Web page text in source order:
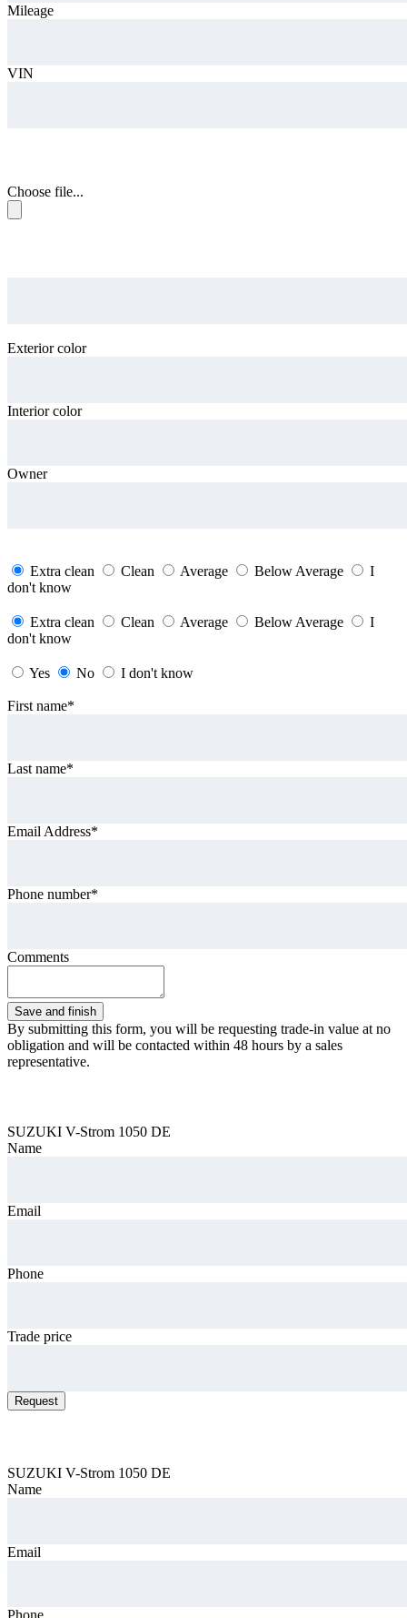
Mileage
VIN
Choose file...
Exterior color
Interior color
Owner
Extra clean
Clean Average Below Average
I
don't know
Extra clean
Clean Average Below Average
I
don't know
Yes
No
I don't know
First name*
Last name*
Email Address*
Phone number*
Comments
By submitting this form, you will be requesting trade-in value at no
obligation and will be contacted within 48 hours by a sales
representative.
SUZUKI V-Strom 1050 DE
Name
Email
Phone
Trade price
Request
SUZUKI V-Strom 1050 DE
Name
Email
Phone